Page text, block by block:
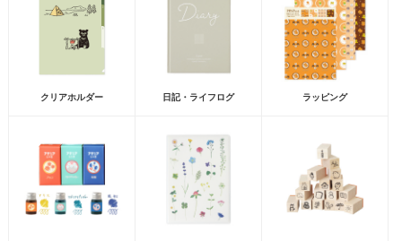
クリアホルダー 日記・ライフログ ラッピング